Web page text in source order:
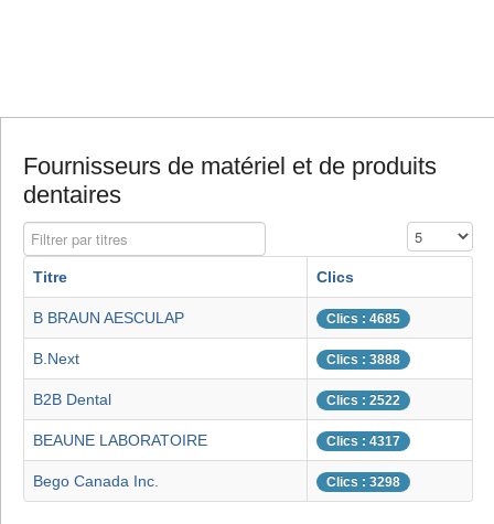
Fournisseurs de matériel et de produits
dentaires
Filtrer par titres Affichage #
Titre Clics
B BRAUN AESCULAP Clics : 4685
B.Next Clics : 3888
B2B Dental Clics : 2522
BEAUNE LABORATOIRE Clics : 4317
Bego Canada Inc. Clics : 3298